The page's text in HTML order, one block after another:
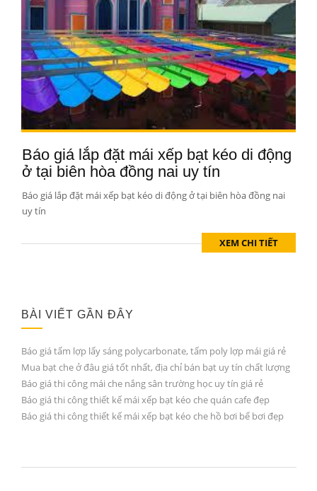
Báo giá lắp đặt mái xếp bạt kéo di động
ở tại biên hòa đồng nai uy tín
Báo giá lắp đặt mái xếp bạt kéo di động ở tại biên hòa đồng nai
uy tín
XEM CHI TIẾT
BÀI VIẾT GẦN ĐÂY
Báo giá tấm lợp lấy sáng polycarbonate, tấm poly lợp mái giá rẻ
Mua bạt che ở đâu giá tốt nhất, địa chỉ bán bạt uy tín chất lượng
Báo giá thi công mái che nắng sân trường học uy tín giá rẻ
Báo giá thi công thiết kế mái xếp bạt kéo che quán cafe đẹp
Báo giá thi công thiết kế mái xếp bạt kéo che hồ bơi bể bơi đẹp